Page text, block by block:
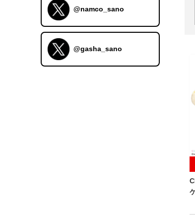
@namco_sano
@gasha_sano